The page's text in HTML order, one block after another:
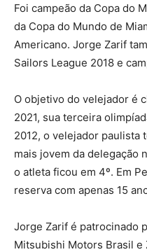
Foi campeão da Copa do
da Copa do Mundo de
Americano. Jorge Zarif
Sailors League 2018 e
O objetivo do velejador é
2021, sua terceira
2012, o velejador paulista
mais jovem da delegação
o atleta ficou em 4º. Em
reserva com apenas 15
Jorge Zarif é patrocinado
Mitsubishi Motors Brasil e